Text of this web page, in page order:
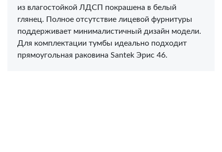
из влагостойкой ЛДСП покрашена в белый
глянец. Полное отсутствие лицевой фурнитуры
поддерживает минималистичный дизайн модели.
Для комплектации тумбы идеально подходит
прямоугольная раковина Santek Эрис 46.